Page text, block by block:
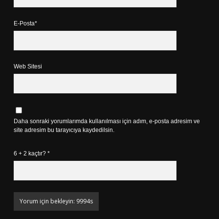
E-Posta*
Web Sitesi
Daha sonraki yorumlarımda kullanılması için adım, e-posta adresim ve
site adresim bu tarayıcıya kaydedilsin.
6 + 2 kaçtır? *